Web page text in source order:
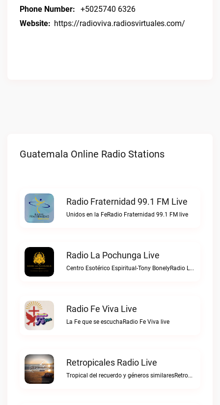
Phone Number:
+5025740 6326
Website: https://radioviva.radiosvirtuales.com/
Guatemala Online Radio Stations
Radio Fraternidad 99.1 FM Live
Unidos en la FeRadio Fraternidad 99.1 FM live
Radio La Pochunga Live
Centro Esotérico Espiritual-Tony BonelyRadio La Pochunga live
Radio Fe Viva Live
La Fe que se escuchaRadio Fe Viva live
Retropicales Radio Live
Tropical del recuerdo y géneros similaresRetropicales Radio live